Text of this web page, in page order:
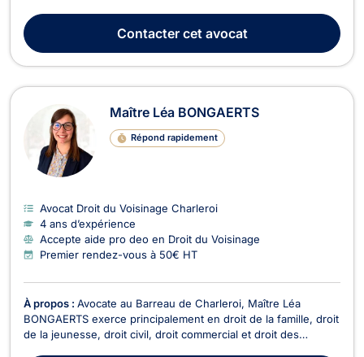
de cohabitation légale, de filiation, de droit de garde et de
droit de visite, de pension a...
Contactercet avocat
Maître Léa BONGAERTS
Répond rapidement
Avocat Droit du Voisinage Charleroi
4 ans d’expérience
Accepte aide pro deo en Droit du Voisinage
Premier rendez-vous à 50€ HT
À propos : Avocate au Barreau de Charleroi, Maître Léa
BONGAERTS exerce principalement en droit de la famille, droit
de la jeunesse, droit civil, droit commercial et droit des